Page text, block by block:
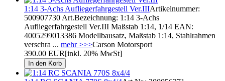
1:14 3-Achs Aufliegerfahrgestell Ver.IIIArtikelnummer:
500907730 Art.Bezeichnung: 1:14 3-Achs
Aufliegerfahrgestell Ver.III Maßstab 1:14, 1/14 EAN:
4005299013386 Modellbausatz, Maßstab 1:14, Stahlrahmen
verschra ... mehr >>>Carson Motorsport
390.00 EUR[inkl. 20% MwSt]